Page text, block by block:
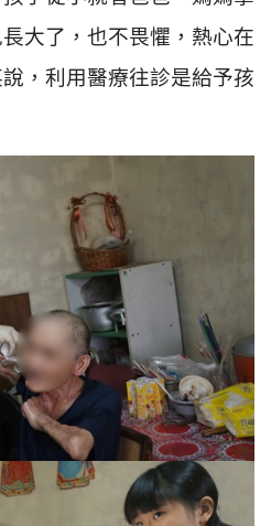
大了，也不畏懼，熱心在
，利用醫療往診是給予孩